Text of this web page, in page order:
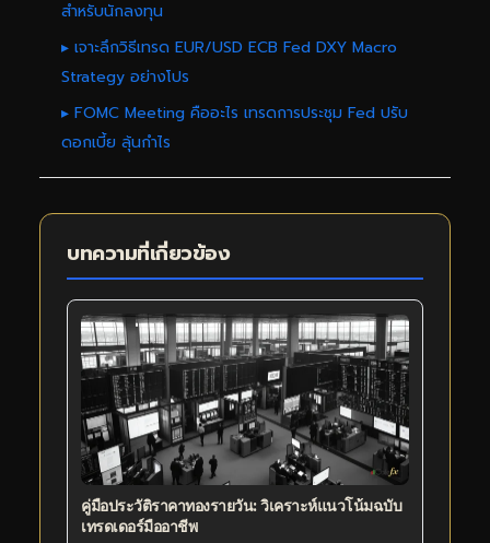
สำหรับนักลงทุน
▸ เจาะลึกวิธีเทรด EUR/USD ECB Fed DXY Macro
Strategy อย่างโปร
▸ FOMC Meeting คืออะไร เทรดการประชุม Fed ปรับ
ดอกเบี้ย ลุ้นกำไร
บทความที่เกี่ยวข้อง
คู่มือประวัติราคาทองรายวัน: วิเคราะห์แนวโน้มฉบับ
เทรดเดอร์มืออาชีพ